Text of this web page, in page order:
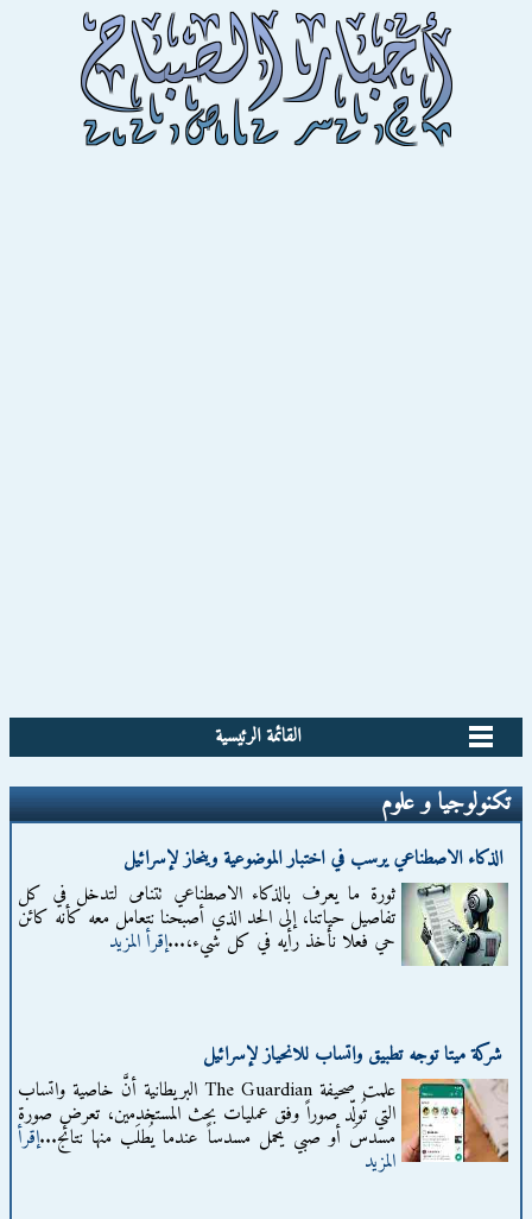
القائمة الرئيسية
تكنولوجيا و علوم
الذكاء الاصطناعي يرسب في اختبار الموضوعية وينحاز لإسرائيل
ثورة ما يعرف بالذكاء الاصطناعي تتنامى لتدخل في كل
تفاصيل حياتنا، إلى الحد الذي أصبحنا نتعامل معه كأنه كائن
حي فعلا نأخذ رأيه في كل شيء،...إقرأ المزيد
شركة ميتا توجه تطبيق واتساب للانحياز لإسرائيل
علمت صحيفة The Guardian البريطانية أنَّ خاصية واتساب
التي تُولِّد صوراً وفق عمليات بحث المستخدمين، تعرض صورة
مسدس أو صبي يحمل مسدساً عندما يُطلَب منها نتائج...إقرأ
المزيد